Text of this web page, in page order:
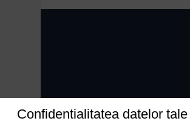
Confidentialitatea datelor